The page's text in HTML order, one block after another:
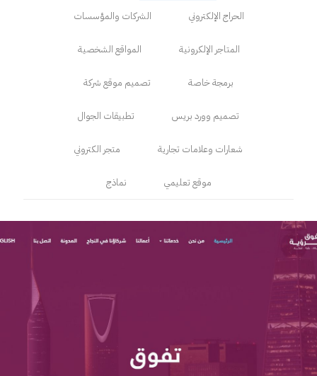
الحراج الإلكتروني الشركات والمؤسسات
المتاجر الإلكرونية المواقع الشخصية
برمجة خاصة تصميم موقع شركة
تصميم وورد بريس تطبيقات الجوال
شعارات وعلامات تجارية متجر الكتروني
موقع تعليمي نماذج